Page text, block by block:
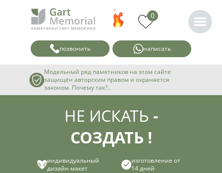
0
позвонить написать
Модельный ряд памятников на этом сайте
защищён авторским правом и охраняется
законом. Почему так?..
НЕ ИСКАТЬ -
СОЗДАТЬ !
индивидуальный
дизайн макет
изготовление от
14 дней